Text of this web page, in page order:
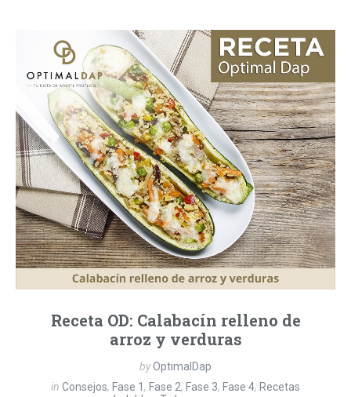
Receta OD: Calabacín relleno de
arroz y verduras
byOptimalDap
in Consejos, Fase 1 , Fase 2, Fase 3, Fase 4, Recetas